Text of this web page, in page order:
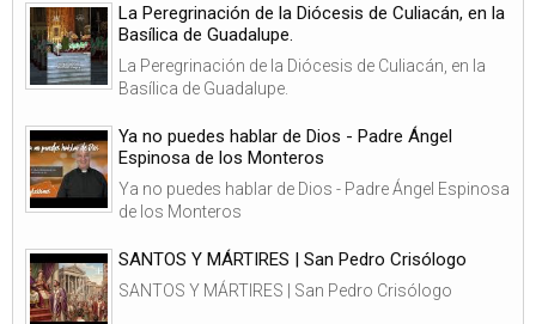
La Peregrinación de la Diócesis de Culiacán, en la
Basílica de Guadalupe.
La Peregrinación de la Diócesis de Culiacán, en la
Basílica de Guadalupe.
Ya no puedes hablar de Dios - Padre Ángel
Espinosa de los Monteros
Ya no puedes hablar de Dios - Padre Ángel Espinosa
de los Monteros
SANTOS Y MÁRTIRES | San Pedro Crisólogo
SANTOS Y MÁRTIRES | San Pedro Crisólogo